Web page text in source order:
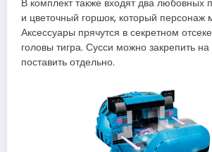
В комплект также входят два любовных
и цветочный горшок, который персонаж
Аксессуары прячутся в секретном
головы тигра. Сусси можно закрепить
поставить отдельно.